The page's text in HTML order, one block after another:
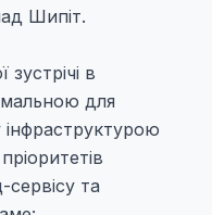
Шипіт.
в
для
та